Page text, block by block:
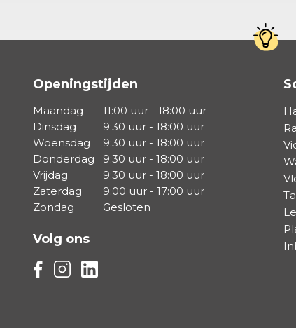
Openingstijden
Maandag
11:00 uur - 18:00 uur
Dinsdag
9:30 uur - 18:00 uur
Woensdag
9:30 uur - 18:00 uur
Donderdag
9:30 uur - 18:00 uur
Vrijdag
9:30 uur - 18:00 uur
Zaterdag
9:00 uur - 17:00 uur
Zondag
Gesloten
Volg ons
Volg ons via Facebook
Volg ons via Instagram
Volg ons via Linkedin